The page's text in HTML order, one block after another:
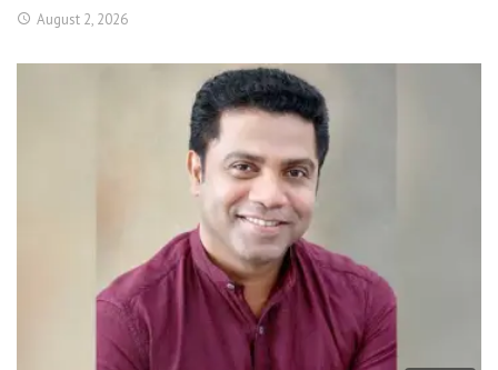
August 2, 2026